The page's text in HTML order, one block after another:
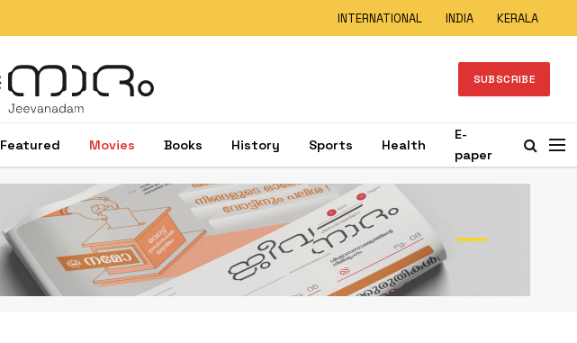
INTERNATIONAL INDIA KERALA
SUBSCRIBE
Featured Movies Books History Sports Health
E-
paper